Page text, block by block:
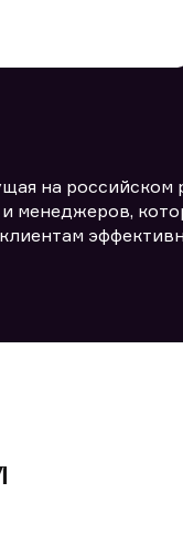
на российском
менеджеров,